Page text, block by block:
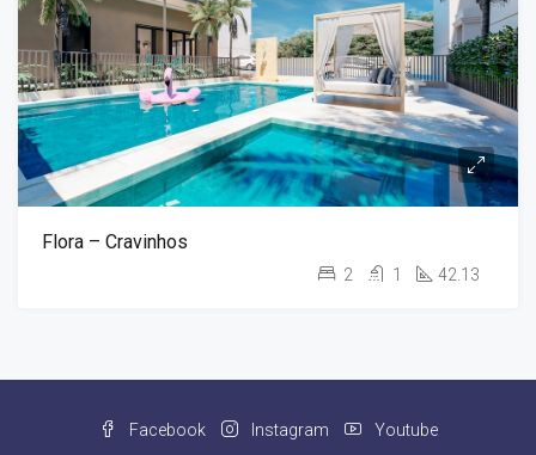
Flora – Cravinhos
2 1 42.13
Facebook Instagram Youtube